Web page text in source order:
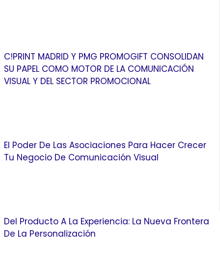
C!PRINT MADRID Y PMG PROMOGIFT CONSOLIDAN
SU PAPEL COMO MOTOR DE LA COMUNICACIÓN
VISUAL Y DEL SECTOR PROMOCIONAL
El Poder De Las Asociaciones Para Hacer Crecer
Tu Negocio De Comunicación Visual
Del Producto A La Experiencia: La Nueva Frontera
De La Personalización